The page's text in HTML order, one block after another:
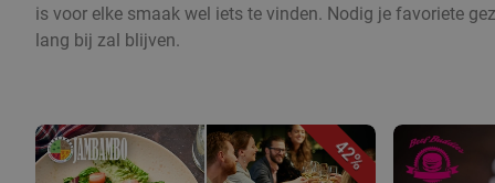
is voor elke smaak wel iets te vinden. Nodig je favoriete
lang bij zal blijven.
42%